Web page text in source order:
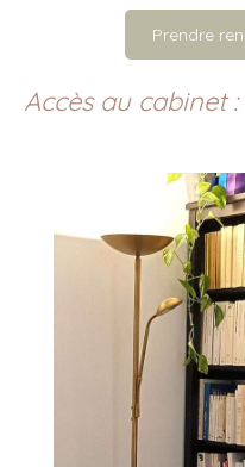
Prendre
Accès au cabinet :